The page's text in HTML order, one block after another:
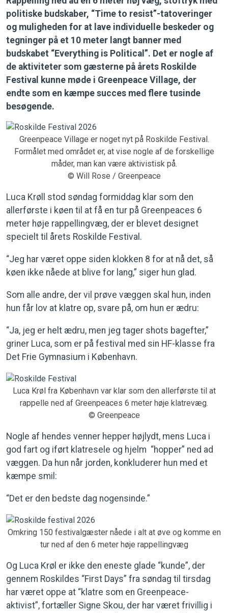
politiske budskaber, “Time to resist”-tatoveringer
og muligheden for at lave individuelle beskeder og
tegninger på et 10 meter langt banner med
budskabet “Everything is Political”. Det er nogle af
de aktiviteter som gæsterne på årets Roskilde
Festival kunne møde i Greenpeace Village, der
endte som en kæmpe succes med flere tusinde
besøgende.
Greenpeace Village er noget nyt på Roskilde Festival.
Formålet med området er, at vise nogle af de forskellige
måder, man kan være aktivistisk på.
© Will Rose / Greenpeace
Luca Krøll stod søndag formiddag klar som den
allerførste i køen til at få en tur på Greenpeaces 6
meter høje rappellingvæg, der er blevet designet
specielt til årets Roskilde Festival.
“Jeg har været oppe siden klokken 8 for at nå det, så
køen ikke nåede at blive for lang,” siger hun glad.
Som alle andre, der vil prøve væggen skal hun, inden
hun får lov at klatre op, svare på, om hun er ædru:
“Ja, jeg er helt ædru, men jeg tager shots bagefter,”
griner Luca, som er på festival med sin HF-klasse fra
Det Frie Gymnasium i København.
Luca Krøl fra København var klar som den allerførste til at
rappelle ned af Greenpeaces 6 meter høje klatrevæg.
© Greenpeace
Nogle af hendes venner hepper højlydt, mens Luca i
god fart og iført klatresele og hjelm “hopper” ned ad
væggen. Da hun når jorden, konkluderer hun med et
kæmpe smil:
“Det er den bedste dag nogensinde.”
Omkring 150 festivalgæster nåede i alt at øve og komme en
tur ned af den 6 meter høje rappellingvæg
Og Luca Krøl er ikke den eneste glade “kunde”, der
gennem Roskildes “First Days” fra søndag til tirsdag
har været oppe at “klatre som en Greenpeace-
aktivist”, fortæller Signe Skou, der har været frivillig i